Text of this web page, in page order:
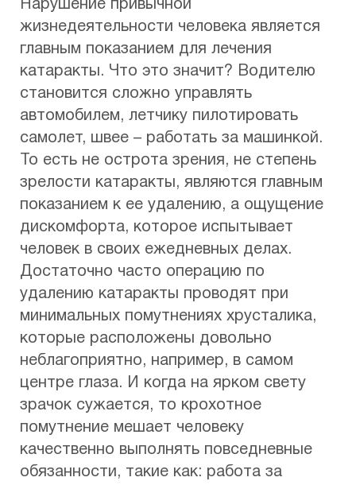
Нарушение привычной
жизнедеятельности человека является
главным показанием для лечения
катаракты. Что это значит? Водителю
становится сложно управлять
автомобилем, летчику пилотировать
самолет, швее – работать за машинкой.
То есть не острота зрения, не степень
зрелости катаракты, являются главным
показанием к ее удалению, а ощущение
дискомфорта, которое испытывает
человек в своих ежедневных делах.
Достаточно часто операцию по
удалению катаракты проводят при
минимальных помутнениях хрусталика,
которые расположены довольно
неблагоприятно, например, в самом
центре глаза. И когда на ярком свету
зрачок сужается, то крохотное
помутнение мешает человеку
качественно выполнять повседневные
обязанности, такие как: работа за